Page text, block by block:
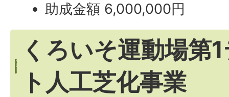
助成金額 6,000,000円
くろいそ運動場第
ト人工芝化事業